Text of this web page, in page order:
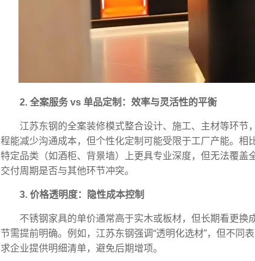
2. 全案服务 vs 单品定制：效率与灵活性的平衡
江苏东钢的全案装修模式整合设计、施工、主材等环
程能减少沟通成本，但个性化定制可能受限于工厂产能。
特定品类（如酒柜、背景墙）上更具专业深度，但无法覆
交付周期是否与其他环节冲突。
3. 价格透明度：隐性成本控制
不锈钢家具的单价通常高于实木或板材，但长期看更
节需提前明确。例如，江苏东钢强调“透明化选材”，但不同
求企业提供明细清单，避免后期增项。